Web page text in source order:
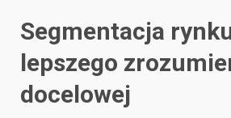
Segmentacja
lepszego
docelowej